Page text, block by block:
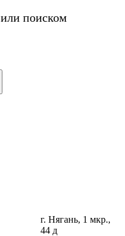
или поиском
г. Нягань, 1 мкр.,
44 д